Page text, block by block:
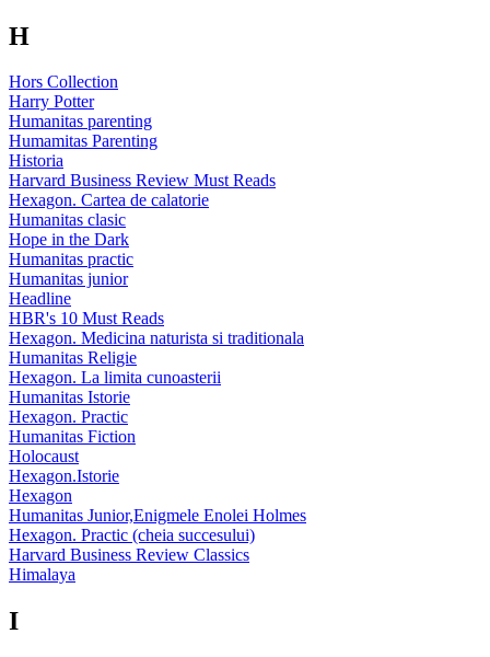
H
Hors Collection
Harry Potter
Humanitas parenting
Humamitas Parenting
Historia
Harvard Business Review Must Reads
Hexagon. Cartea de calatorie
Humanitas clasic
Hope in the Dark
Humanitas practic
Humanitas junior
Headline
HBR's 10 Must Reads
Hexagon. Medicina naturista si traditionala
Humanitas Religie
Hexagon. La limita cunoasterii
Humanitas Istorie
Hexagon. Practic
Humanitas Fiction
Holocaust
Hexagon.Istorie
Hexagon
Humanitas Junior,Enigmele Enolei Holmes
Hexagon. Practic (cheia succesului)
Harvard Business Review Classics
Himalaya
I